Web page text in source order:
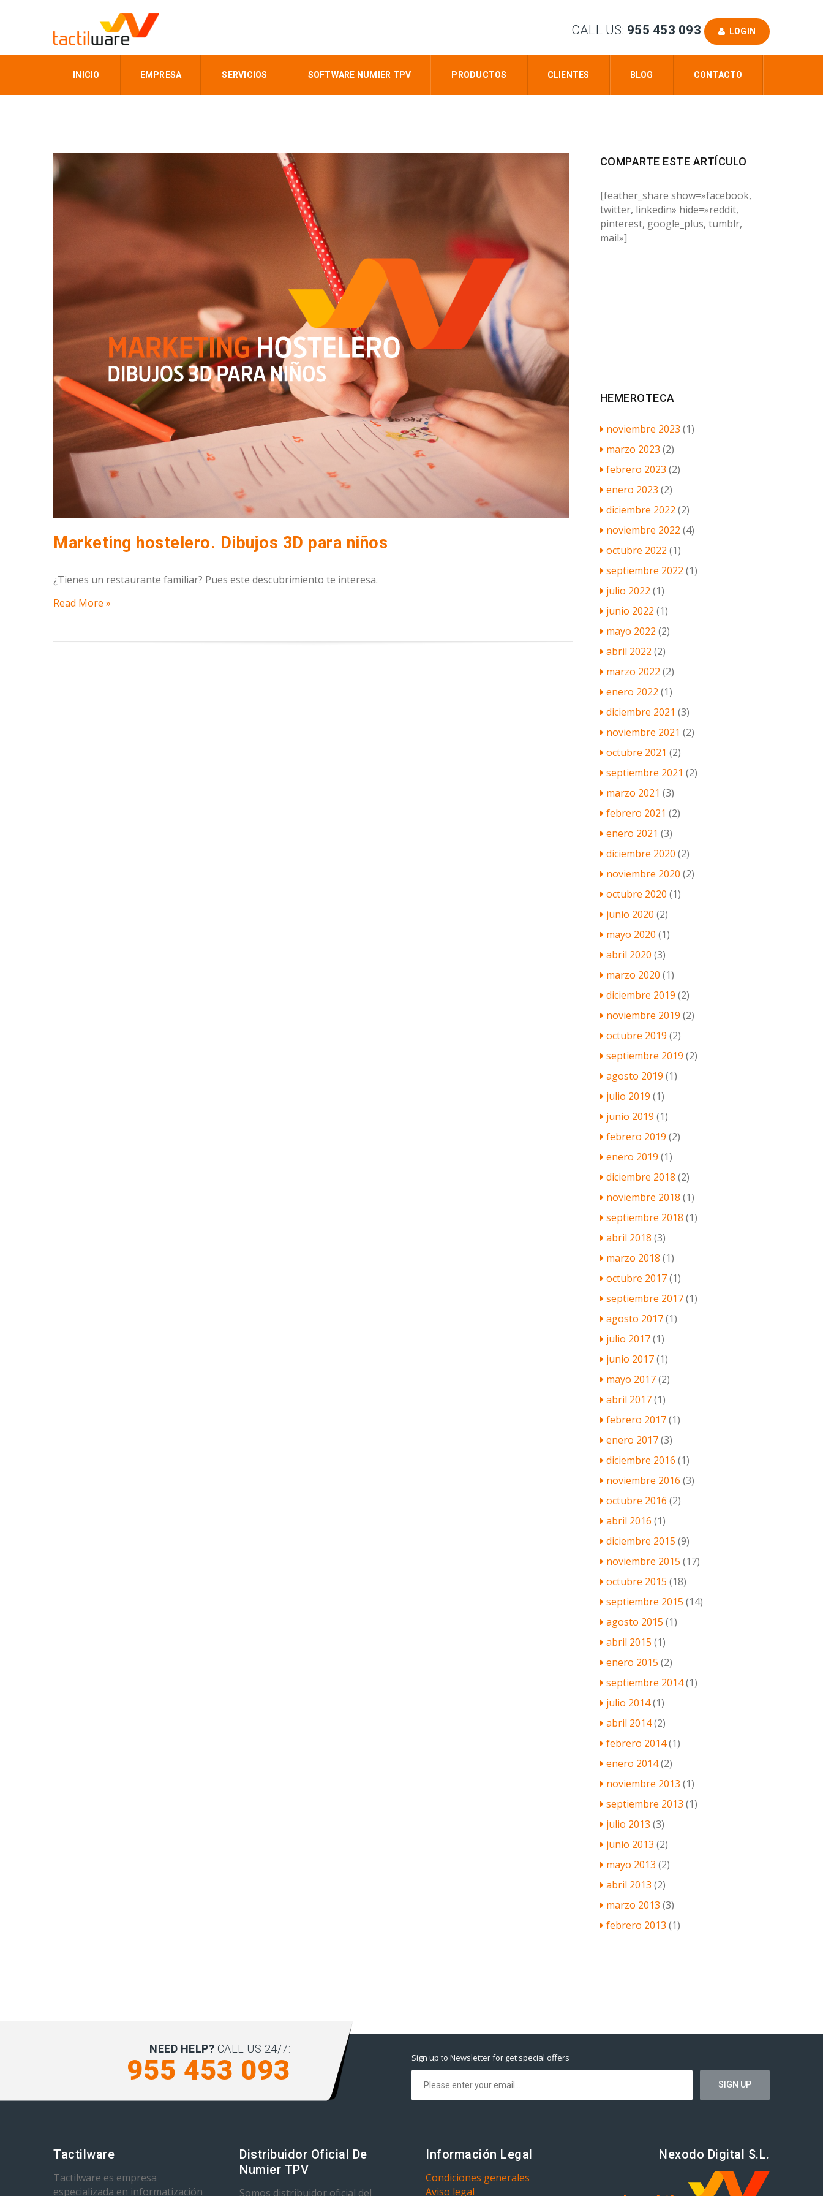
CALL US: 955 453 093 LOGIN
INICIO EMPRESA SERVICIOS SOFTWARE NUMIER TPV PRODUCTOS CLIENTES BLOG CONTACTO
Marketing hostelero. Dibujos 3D para niños
¿Tienes un restaurante familiar? Pues este descubrimiento te interesa.
Read More »
COMPARTE ESTE ARTÍCULO
[feather_share show=»facebook,
twitter, linkedin» hide=»reddit,
pinterest, google_plus, tumblr,
mail»]
HEMEROTECA
noviembre 2023 (1)
marzo 2023 (2)
febrero 2023 (2)
enero 2023 (2)
diciembre 2022 (2)
noviembre 2022 (4)
octubre 2022 (1)
septiembre 2022 (1)
julio 2022 (1)
junio 2022 (1)
mayo 2022 (2)
abril 2022 (2)
marzo 2022 (2)
enero 2022 (1)
diciembre 2021 (3)
noviembre 2021 (2)
octubre 2021 (2)
septiembre 2021 (2)
marzo 2021 (3)
febrero 2021 (2)
enero 2021 (3)
diciembre 2020 (2)
noviembre 2020 (2)
octubre 2020 (1)
junio 2020 (2)
mayo 2020 (1)
abril 2020 (3)
marzo 2020 (1)
diciembre 2019 (2)
noviembre 2019 (2)
octubre 2019 (2)
septiembre 2019 (2)
agosto 2019 (1)
julio 2019 (1)
junio 2019 (1)
febrero 2019 (2)
enero 2019 (1)
diciembre 2018 (2)
noviembre 2018 (1)
septiembre 2018 (1)
abril 2018 (3)
marzo 2018 (1)
octubre 2017(1)
septiembre 2017(1)
agosto 2017(1)
julio 2017(1)
junio 2017(1)
mayo 2017(2)
abril 2017(1)
febrero 2017(1)
enero 2017(3)
diciembre 2016 (1)
noviembre 2016 (3)
octubre 2016 (2)
abril 2016 (1)
diciembre 2015 (9)
noviembre 2015 (17)
octubre 2015 (18)
septiembre 2015 (14)
agosto 2015 (1)
abril 2015 (1)
enero 2015 (2)
septiembre 2014(1)
julio 2014(1)
abril 2014(2)
febrero 2014(1)
enero 2014(2)
noviembre 2013 (1)
septiembre 2013 (1)
julio 2013 (3)
junio 2013 (2)
mayo 2013 (2)
abril 2013 (2)
marzo 2013 (3)
febrero 2013 (1)
NEED HELP? CALL US 24/7:
955 453 093 Sign up to Newsletter for get special offers
Tactilware
Tactilware es empresa
especializada en informatización
Distribuidor Oficial De
Numier TPV
Somos distribuidor oficial del
Información Legal
Condiciones generales
Aviso legal
Nexodo Digital S.L.